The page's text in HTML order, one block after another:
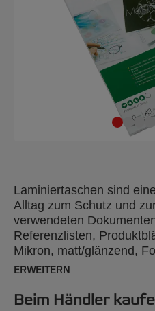
Laminiertaschen sind
Alltag zum Schutz und
verwendeten
Referenzlisten,
Mikron, matt/glänzend,
ERWEITERN
Beim Händler